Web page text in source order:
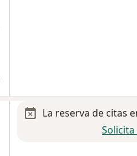
La reserva de citas